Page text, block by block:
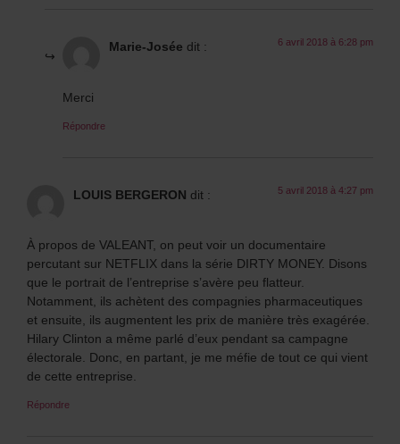
Marie-Josée dit : 6 avril 2018 à 6:28 pm
Merci
Répondre
LOUIS BERGERON dit : 5 avril 2018 à 4:27 pm
À propos de VALEANT, on peut voir un documentaire
percutant sur NETFLIX dans la série DIRTY MONEY. Disons
que le portrait de l’entreprise s’avère peu flatteur.
Notamment, ils achètent des compagnies pharmaceutiques
et ensuite, ils augmentent les prix de manière très exagérée.
Hilary Clinton a même parlé d’eux pendant sa campagne
électorale. Donc, en partant, je me méfie de tout ce qui vient
de cette entreprise.
Répondre